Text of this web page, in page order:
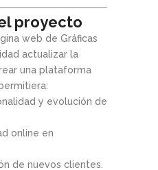
proyecto
web de Gráficas
actualizar la
una plataforma
y evolución de
online en
de nuevos clientes.